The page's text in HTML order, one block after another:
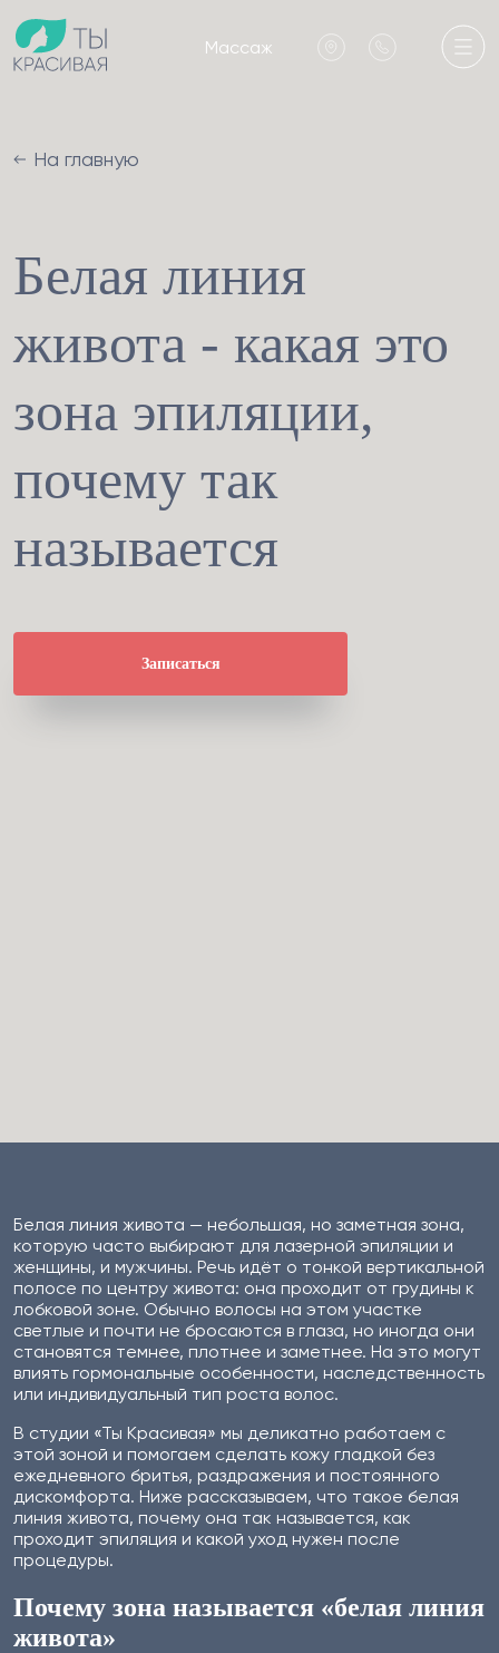
Массаж
На главную
Белая линия
живота - какая это
зона эпиляции,
почему так
называется
Записаться
Белая линия живота — небольшая, но заметная зона,
которую часто выбирают для лазерной эпиляции и
женщины, и мужчины. Речь идёт о тонкой вертикальной
полосе по центру живота: она проходит от грудины к
лобковой зоне. Обычно волосы на этом участке
светлые и почти не бросаются в глаза, но иногда они
становятся темнее, плотнее и заметнее. На это могут
влиять гормональные особенности, наследственность
или индивидуальный тип роста волос.
В студии «Ты Красивая» мы деликатно работаем с
этой зоной и помогаем сделать кожу гладкой без
ежедневного бритья, раздражения и постоянного
дискомфорта. Ниже рассказываем, что такое белая
линия живота, почему она так называется, как
проходит эпиляция и какой уход нужен после
процедуры.
Почему зона называется «белая линия
живота»